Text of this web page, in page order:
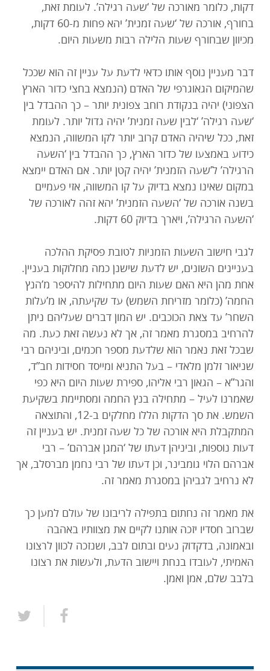
דקות, כלומר מאורכה של ‘שעה רגילה’. לעומת זאת,
בחורף, אורכה של ‘שעה זמנית’ יהא פחות מ-60 דקות,
מכיוון שבחורף שעות הלילה רבות משעות היום.
דבר מעניין נוסף אותו כדאי לדעת על עניין זה הוא שככל
שהמיקום הגאוגרפי של האדם (הנמצא בחצי כדור הארץ
הצפוני) יהיה בנקודת רוחב צפונית יותר – כך ההבדל בין
‘שעה רגילה’ ‘לבין שעה זמנית’ יהיה גדול יותר. לעומת
זאת, ככל שיהיה האדם קרוב יותר לקו המשווה, הנמצא
כידוע באמצעו של כדור הארץ, כך ההבדל בין ‘השעה
הרגילה’ ל’שעה הזמנית’ יהיה קטן יותר. אם האדם יימצא
במקום שאינו נמצא בדיוק על קו המשווה, אזי פעמיים
בשנה אורכה של ‘השעה הזמנית’ יהא זהה לאורכה של
‘השעה הרגילה’, ויארך בדיוק 60 דקות.
לגבי חישוב השעות הזמניות לטובת פסיקת ההלכה
בעניינים השונים, יש לדעת שישנן כמה מחלוקות בעניין.
אחת מהן היא האם שעות היום מתחילות להיספר מ’הנץ
החמה’ (כלומר מזריחת השמש) עד שקיעתה, או מ’עלות
השחר’ עד צאת הכוכבים. יש המון דברים שעליהם ניתן
להרחיב במסגרת מאמר זה, אך לא נעשה זאת כעת. מה
שבכל זאת נאמר הוא שלדעת מספר חכמים, וביניהם רבי
שניאור זלמן מלאדי – בעל התניא ומייסד חסידות חב”ד,
והגר”א – הגאון רבי אליהו, ספירת שעות היום היא כפי
שאמרנו לעיל – מתחילה בנץ החמה ומסתיימת בשקיעת
השמש. את סך הדקות הללו מחלקים ב-12, והתוצאה
המתקבלת היא אורכה של כל שעה זמנית. יש בעניין זה
דעות נוספות, וביניהן דעתו של ‘המגן אברהם’ – רבי
אברהם הלוי גומבינר, וכן דעתו של רבי נחמן מברסלב, אך
לא נרחיב לגביהן במסגרת מאמר זה.
את מאמר זה נחתום בתפילה לריבונו של עולם למען כך
שברוב חסדיו יזכה אותנו לקיים את מצוותיו באהבה
ובאמונה, בדקדוק נעים ובתום לבב, ושנזכה לכוון לרצונו
האמיתי, לעובדו בנחת ויישוב הדעת, ולעשות את רצונו
בלבב שלם, אמן ואמן.